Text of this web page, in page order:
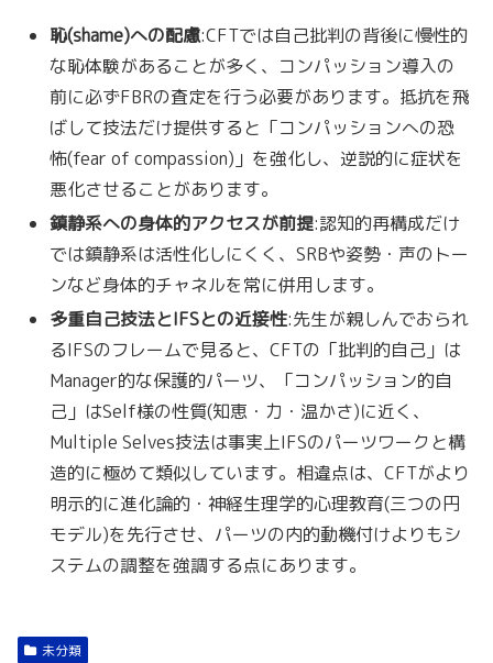
恥(shame)への配慮:CFTでは自己批判の背後に慢性的
な恥体験があることが多く、コンパッション導入の
前に必ずFBRの査定を行う必要があります。抵抗を飛
ばして技法だけ提供すると「コンパッションへの恐
怖(fear of compassion)」を強化し、逆説的に症状を
悪化させることがあります。
鎮静系への身体的アクセスが前提:認知的再構成だけ
では鎮静系は活性化しにくく、SRBや姿勢・声のトー
ンなど身体的チャネルを常に併用します。
多重自己技法とIFSとの近接性:先生が親しんでおられ
るIFSのフレームで見ると、CFTの「批判的自己」は
Manager的な保護的パーツ、「コンパッション的自
己」はSelf様の性質(知恵・力・温かさ)に近く、
Multiple Selves技法は事実上IFSのパーツワークと構
造的に極めて類似しています。相違点は、CFTがより
明示的に進化論的・神経生理学的心理教育(三つの円
モデル)を先行させ、パーツの内的動機付けよりもシ
ステムの調整を強調する点にあります。
未分類